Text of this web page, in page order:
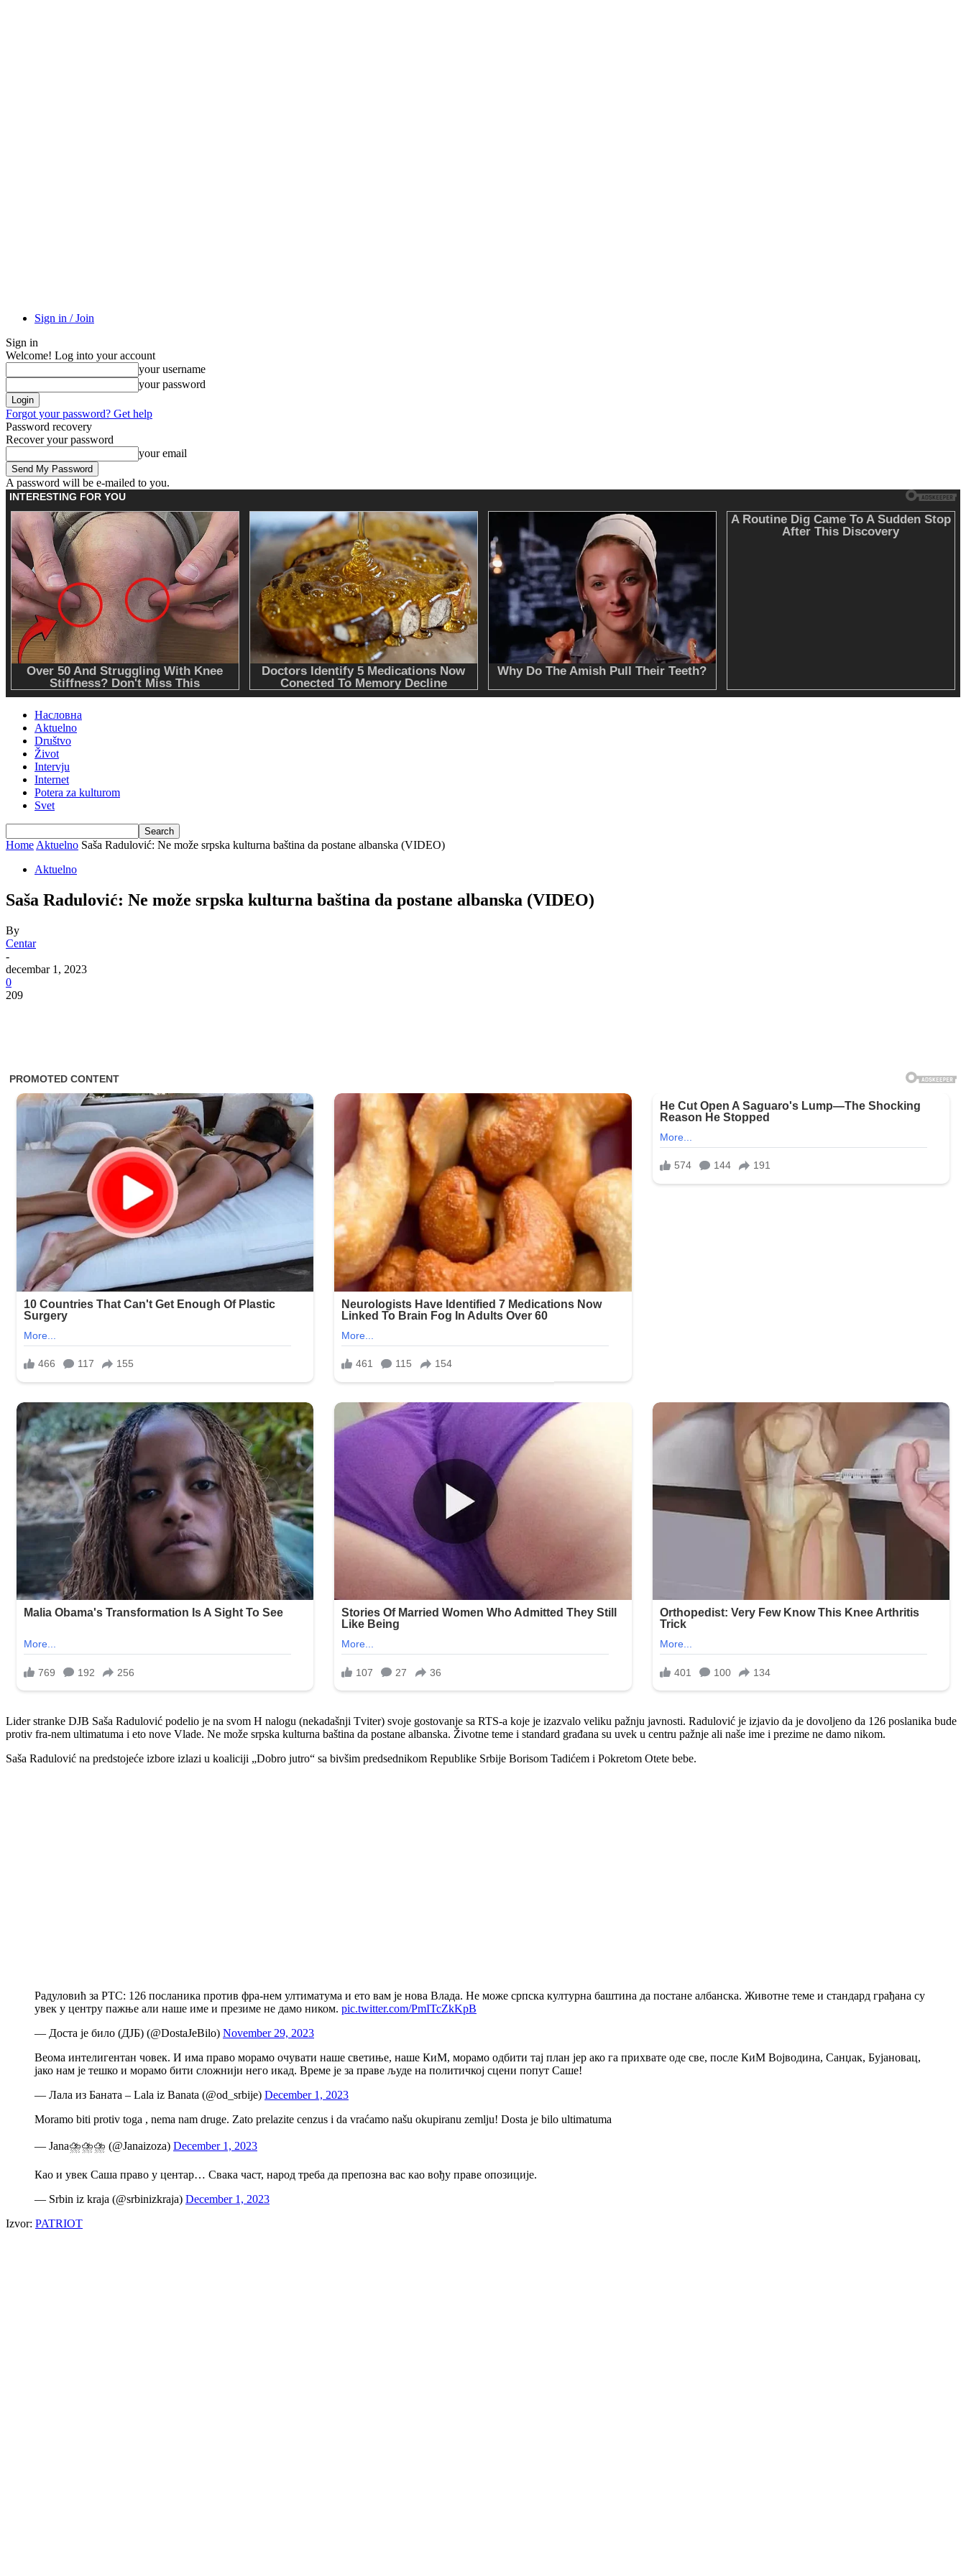
Sign in / Join
Sign in
Welcome! Log into your account
your username
your password
Forgot your password? Get help
Password recovery
Recover your password
your email
A password will be e-mailed to you.
Насловна
Aktuelno
Društvo
Život
Intervju
Internet
Potera za kulturom
Svet
Home Aktuelno Saša Radulović: Ne može srpska kulturna baština da postane albanska (VIDEO)
Aktuelno
Saša Radulović: Ne može srpska kulturna baština da postane albanska (VIDEO)
By
Centar
-
decembar 1, 2023
0
209
Lider stranke DJB Saša Radulović podelio je na svom H nalogu (nekadašnji Tviter) svoje gostovanje sa RTS-a koje je izazvalo veliku pažnju javnosti. Radulović je izjavio da je dovoljeno da 126 poslanika bude
protiv fra-nem ultimatuma i eto nove Vlade. Ne može srpska kulturna baština da postane albanska. Životne teme i standard građana su uvek u centru pažnje ali naše ime i prezime ne damo nikom.
Saša Radulović na predstojeće izbore izlazi u koaliciji „Dobro jutro“ sa bivšim predsednikom Republike Srbije Borisom Tadićem i Pokretom Otete bebe.
Радуловић за РТС: 126 посланика против фра-нем ултиматума и ето вам је нова Влада. Не може српска културна баштина да постане албанска. Животне теме и стандард грађана су
увек у центру пажње али наше име и презиме не дамо ником. pic.twitter.com/PmITcZkKpB
— Доста је било (ДЈБ) (@DostaJeBilo) November 29, 2023
Веома интелигентан човек. И има право морамо очувати наше светиње, наше КиМ, морамо одбити тај план јер ако га прихвате оде све, после КиМ Војводина, Санџак, Бујановац,
јако нам је тешко и морамо бити сложнији него икад. Време је за праве људе на политичкој сцени попут Саше!
— Лала из Баната – Lala iz Banata (@od_srbije) December 1, 2023
Moramo biti protiv toga , nema nam druge. Zato prelazite cenzus i da vraćamo našu okupiranu zemlju! Dosta je bilo ultimatuma
— Jana⛈️⛈️⛈️ (@Janaizoza) December 1, 2023
Као и увек Саша право у центар… Свака част, народ треба да препозна вас као вођу праве опозиције.
— Srbin iz kraja (@srbinizkraja) December 1, 2023
Izvor: PATRIOT